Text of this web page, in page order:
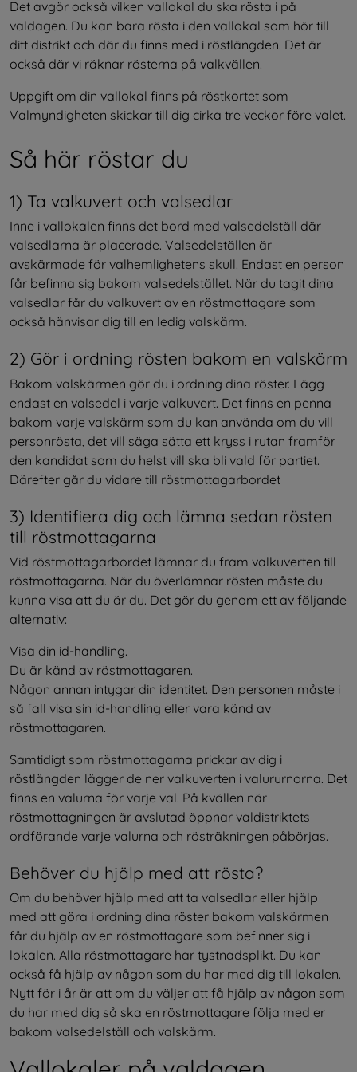
Det avgör också vilken vallokal du ska rösta i på
valdagen. Du kan bara rösta i den vallokal som hör till
ditt distrikt och där du finns med i röstlängden. Det är
också där vi räknar rösterna på valkvällen.
Uppgift om din vallokal finns på röstkortet som
Valmyndigheten skickar till dig cirka tre veckor före valet.
Så här röstar du
1) Ta valkuvert och valsedlar
Inne i vallokalen finns det bord med valsedelställ där
valsedlarna är placerade. Valsedelställen är
avskärmade för valhemlighetens skull. Endast en person
får befinna sig bakom valsedelstället. När du tagit dina
valsedlar får du valkuvert av en röstmottagare som
också hänvisar dig till en ledig valskärm.
2) Gör i ordning rösten bakom en valskärm
Bakom valskärmen gör du i ordning dina röster. Lägg
endast en valsedel i varje valkuvert. Det finns en penna
bakom varje valskärm som du kan använda om du vill
personrösta, det vill säga sätta ett kryss i rutan framför
den kandidat som du helst vill ska bli vald för partiet.
Därefter går du vidare till röstmottagarbordet
3) Identifiera dig och lämna sedan rösten
till röstmottagarna
Vid röstmottagarbordet lämnar du fram valkuverten till
röstmottagarna. När du överlämnar rösten måste du
kunna visa att du är du. Det gör du genom ett av följande
alternativ:
Visa din id-handling.
Du är känd av röstmottagaren.
Någon annan intygar din identitet. Den personen måste i
så fall visa sin id-handling eller vara känd av
röstmottagaren.
Samtidigt som röstmottagarna prickar av dig i
röstlängden lägger de ner valkuverten i valururnorna. Det
finns en valurna för varje val. På kvällen när
röstmottagningen är avslutad öppnar valdistriktets
ordförande varje valurna och rösträkningen påbörjas.
Behöver du hjälp med att rösta?
Om du behöver hjälp med att ta valsedlar eller hjälp
med att göra i ordning dina röster bakom valskärmen
får du hjälp av en röstmottagare som befinner sig i
lokalen. Alla röstmottagare har tystnadsplikt. Du kan
också få hjälp av någon som du har med dig till lokalen.
Nytt för i år är att om du väljer att få hjälp av någon som
du har med dig så ska en röstmottagare följa med er
bakom valsedelställ och valskärm.